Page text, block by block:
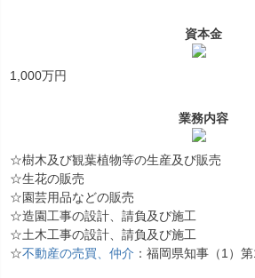
資本金
1,000万円
業務内容
☆樹木及び観葉植物等の生産及び販売
☆生花の販売
☆園芸用品などの販売
☆造園工事の設計、請負及び施工
☆土木工事の設計、請負及び施工
☆不動産の売買、仲介 ：福岡県知事（1